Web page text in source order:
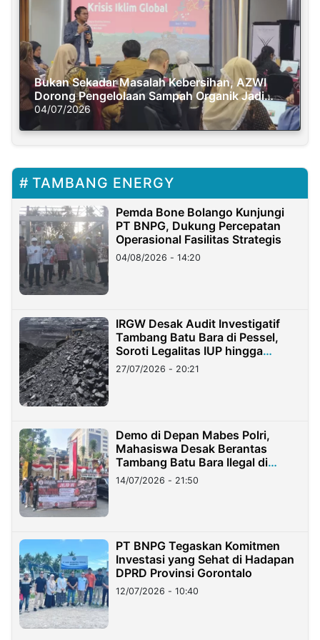
Bukan Sekadar Masalah Kebersihan, AZWI
Dorong Pengelolaan Sampah Organik Jadi
Solusi Krisis Iklim
04/07/2026
TAMBANG ENERGY
Pemda Bone Bolango Kunjungi
PT BNPG, Dukung Percepatan
Operasional Fasilitas Strategis
04/08/2026 - 14:20
IRGW Desak Audit Investigatif
Tambang Batu Bara di Pessel,
Soroti Legalitas IUP hingga
Stockpile
27/07/2026 - 20:21
Demo di Depan Mabes Polri,
Mahasiswa Desak Berantas
Tambang Batu Bara Ilegal di
Lampung
14/07/2026 - 21:50
PT BNPG Tegaskan Komitmen
Investasi yang Sehat di Hadapan
DPRD Provinsi Gorontalo
12/07/2026 - 10:40